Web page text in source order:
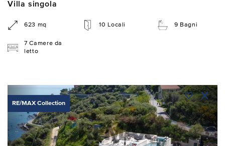
Villa singola
623 mq 10 Locali 9 Bagni
7 Camere da
letto
RE/MAX Collection